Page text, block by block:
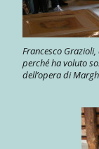
Francesco Grazioli,
perché ha voluto
dell’opera di